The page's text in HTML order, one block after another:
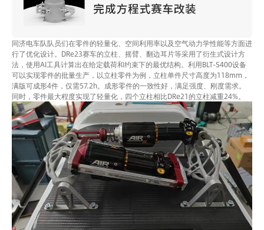
同济电车队队员们在零件的轻量化、空间利用率以及空气动力学性能等方面进
行了优化设计。DRe23赛车的立柱、摇臂、翻边耳片等采用了衍生式设计方
法，使用AI工具计算出在给定载荷和约束下的最优结构。利用BLT-S400设备
可以实现零件的批量生产，以立柱零件为例，立柱单件尺寸高度为118mm，
满版可成形4件，仅需57.2h。成形零件的一致性好，满足强度、刚度需求。
同时，零件最大程度实现了轻量化，四个立柱相比DRe21的立柱减重24%。